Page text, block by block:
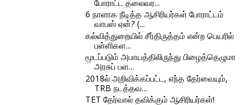
போராட்ட தலைவர...
6 நாளாக நீடித்த ஆசிரியர்கள் போராட்டம்
வாபஸ் ஏன்? (...
கல்வித்துறையில் சீர்திருத்தம் என்ற பெயரில்
பள்ளிகள...
மூடப்படும் அபாயத்திலிருந்து பிழைத்தெழுமா
அரசுப் பள...
2018ல் அறிவிக்கப்பட்ட, எந்த தேர்வையும்,
TRB நடத்தவ...
TET தேர்வால் தவிக்கும் ஆசிரியர்கள்!